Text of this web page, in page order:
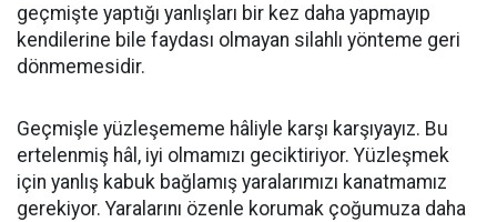
geçmişte yaptığı yanlışları bir kez daha yapmayıp
kendilerine bile faydası olmayan silahlı yönteme geri
dönmemesidir.
Geçmişle yüzleşememe hâliyle karşı karşıyayız. Bu
ertelenmiş hâl, iyi olmamızı geciktiriyor. Yüzleşmek
için yanlış kabuk bağlamış yaralarımızı kanatmamız
gerekiyor. Yaralarını özenle korumak çoğumuza daha